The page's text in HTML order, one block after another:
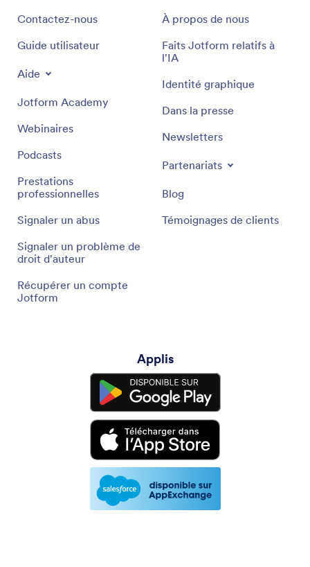
Contactez-nous
Guide utilisateur
Aide
Jotform Academy
Webinaires
Podcasts
Prestations
professionnelles
Signaler un abus
Signaler un problème de
droit d'auteur
Récupérer un compte
Jotform
À propos de nous
Faits Jotform relatifs à
l'IA
Identité graphique
Dans la presse
Newsletters
Partenariats
Blog
Témoignages de clients
Applis